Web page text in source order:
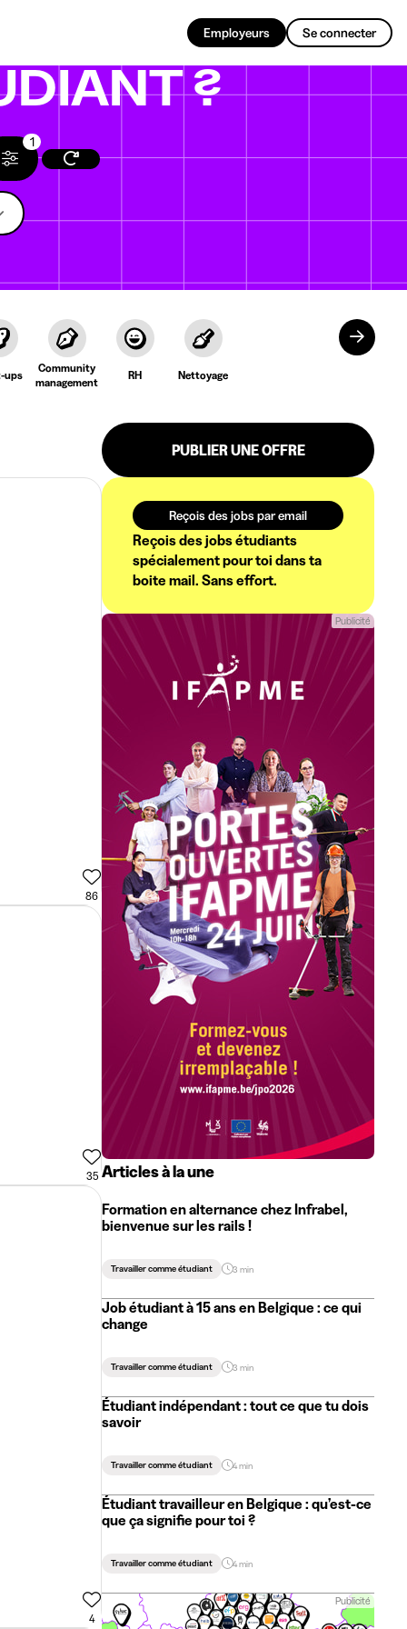
Employeurs Se connecter
?
1
ups
Community
management
RH Nettoyage
86
35
4
PUBLIER UNE OFFRE
Reçois des jobs par email
Reçois des jobs étudiants
spécialement pour toi dans ta
boite mail. Sans effort.
Publicité
Articles à la une
Formation en alternance chez Infrabel,
bienvenue sur les rails !
Travailler comme étudiant 3 min
Job étudiant à 15 ans en Belgique : ce qui
change
Travailler comme étudiant 3 min
Étudiant indépendant : tout ce que tu dois
savoir
Travailler comme étudiant 4 min
Étudiant travailleur en Belgique : qu’est-ce
que ça signifie pour toi ?
Travailler comme étudiant 4 min
Publicité